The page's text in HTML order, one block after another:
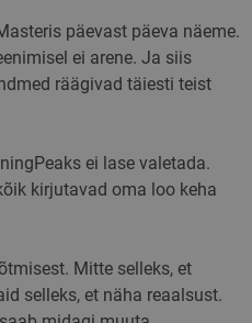
päevast päeva näeme.
ei arene. Ja siis
räägivad täiesti teist
ei lase valetada.
kirjutavad oma loo keha
Mitte selleks, et
selleks, et näha reaalsust.